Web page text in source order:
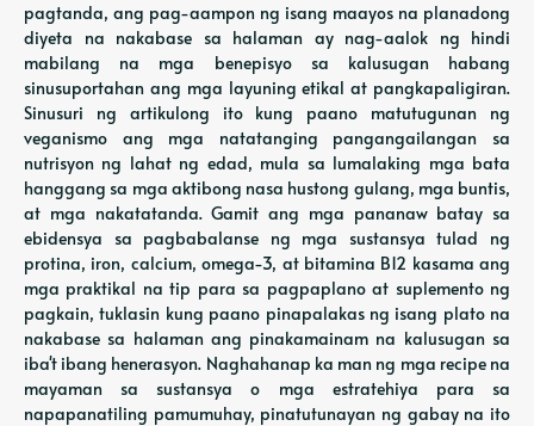
pagtanda, ang pag-aampon ng isang maayos na planadong
diyeta na nakabase sa halaman ay nag-aalok ng hindi
mabilang na mga benepisyo sa kalusugan habang
sinusuportahan ang mga layuning etikal at pangkapaligiran.
Sinusuri ng artikulong ito kung paano matutugunan ng
veganismo ang mga natatanging pangangailangan sa
nutrisyon ng lahat ng edad, mula sa lumalaking mga bata
hanggang sa mga aktibong nasa hustong gulang, mga buntis,
at mga nakatatanda. Gamit ang mga pananaw batay sa
ebidensya sa pagbabalanse ng mga sustansya tulad ng
protina, iron, calcium, omega-3, at bitamina B12 kasama ang
mga praktikal na tip para sa pagpaplano at suplemento ng
pagkain, tuklasin kung paano pinapalakas ng isang plato na
nakabase sa halaman ang pinakamainam na kalusugan sa
iba't ibang henerasyon. Naghahanap ka man ng mga recipe na
mayaman sa sustansya o mga estratehiya para sa
napapanatiling pamumuhay, pinatutunayan ng gabay na ito